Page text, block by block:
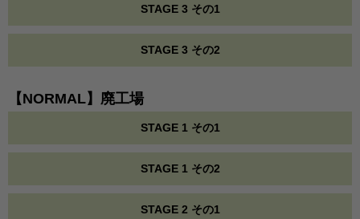
STAGE 3 その1
STAGE 3 その2
【NORMAL】廃工場
STAGE 1 その1
STAGE 1 その2
STAGE 2 その1